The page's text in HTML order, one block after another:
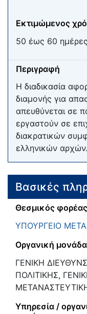
Εκτιμώμενος
50 έως 60 ημέρες
Περιγραφή
Η διαδικασία
διαμονής για
απευθύνεται σε
εργαστούν σε
διακρατικών
ελληνικών αρχών.
Βασικές
Θεσμικός φορέας
ΥΠΟΥΡΓΕΙΟ
Οργανική
ΓΕΝΙΚΗ
ΠΟΛΙΤΙΚΗΣ,
Υπηρεσία /